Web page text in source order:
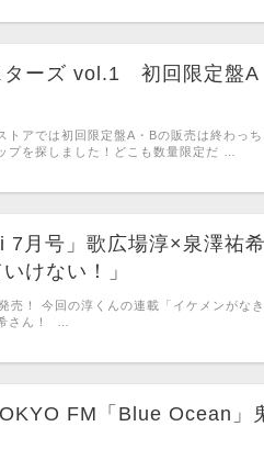
ターズ vol.1 初回限定盤
トアでは初回限定盤A・Bの販売は終わっ
プを探しました！どこも数量限定だ …
月号」歌広場淳×泉澤祐
けない！」
！ 今回の淳くんの連載「イケメンがな
さん！ …
FM「Blue Ocean」